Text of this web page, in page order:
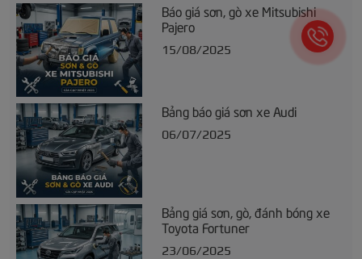
Báo giá sơn, gò xe Mitsubishi
Pajero
15/08/2025
Bảng báo giá sơn xe Audi
06/07/2025
Bảng giá sơn, gò, đánh bóng xe
Toyota Fortuner
23/06/2025